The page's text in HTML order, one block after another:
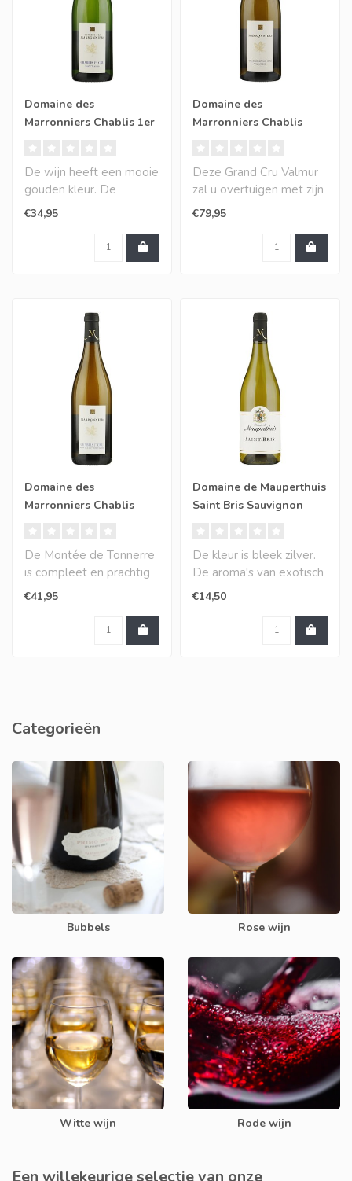
Domaine des
Marronniers Chablis 1er
De wijn heeft een mooie
gouden kleur. De
aroma's zijn puur,
vederlicht en minera..
€34,95
Domaine des
Marronniers Chablis
Deze Grand Cru Valmur
zal u overtuigen met zijn
goudgele glans, kracht
en comple..
€79,95
Domaine des
Marronniers Chablis
De Montée de Tonnerre
is compleet en prachtig
in balans, een subtiele
€41,95
Domaine de Mauperthuis
Saint Bris Sauvignon
De kleur is bleek zilver.
De aroma's van exotisch
fruit, perziken en zwarte
€14,50
Categorieën
Bubbels Rose wijn
Witte wijn Rode wijn